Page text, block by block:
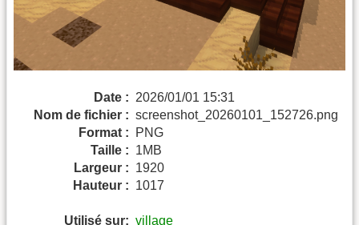
Date : 2026/01/01 15:31
Nom de fichier : screenshot_20260101_152726.png
Format :
PNG
Taille : 1MB
Largeur : 1920
Hauteur : 1017
Utilisé sur: village